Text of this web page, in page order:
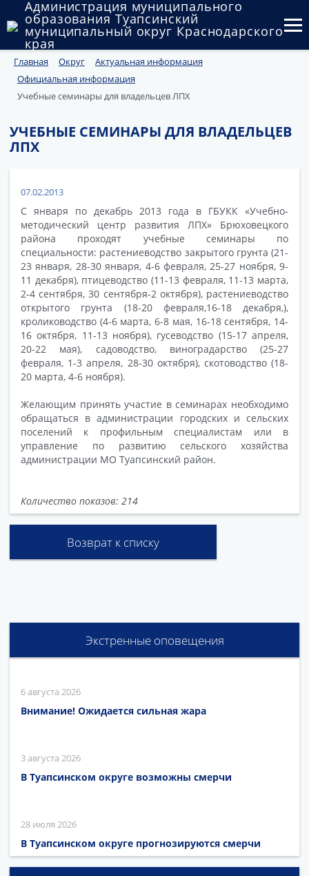
Администрация муниципального
образования Туапсинский
муниципальный округ Краснодарского
края
Округ
Администрация
Муниципальные закупки
Государственный и муниципальный контроль
Муниципальное имущество
Публичные слушания и общественные обсуждения
Документы
Главная Округ
Актуальная информация
Официальная информация
Учебные семинары для владельцев ЛПХ
УЧЕБНЫЕ СЕМИНАРЫ ДЛЯ ВЛАДЕЛЬЦЕВ
ЛПХ
07.02.2013
С января по декабрь 2013 года в ГБУКК «Учебно-
методический центр развития ЛПХ» Брюховецкого
района проходят учебные семинары по
специальности: растениеводство закрытого грунта (21-
23 января, 28-30 января, 4-6 февраля, 25-27 ноября, 9-
11 декабря), птицеводство (11-13 февраля, 11-13 марта,
2-4 сентября, 30 сентября-2 октября), растениеводство
открытого грунта (18-20 февраля,16-18 декабря,),
кролиководство (4-6 марта, 6-8 мая, 16-18 сентября, 14-
16 октября, 11-13 ноября), гусеводство (15-17 апреля,
20-22 мая), садоводство, виноградарство (25-27
февраля, 1-3 апреля, 28-30 октября), скотоводство (18-
20 марта, 4-6 ноября).
Желающим принять участие в семинарах необходимо
обращаться в администрации городских и сельских
поселений к профильным специалистам или в
управление по развитию сельского хозяйства
администрации МО Туапсинский район.
Количество показов: 214
Возврат к списку
Экстренные оповещения
6 августа 2026
Внимание! Ожидается сильная жара
3 августа 2026
В Туапсинском округе возможны смерчи
28 июля 2026
В Туапсинском округе прогнозируются смерчи